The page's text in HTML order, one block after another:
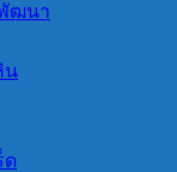
ฒนา
น
ด